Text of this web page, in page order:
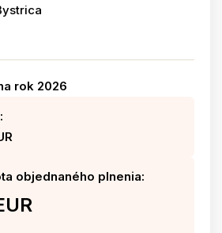
rok 2026
objednaného plnenia: